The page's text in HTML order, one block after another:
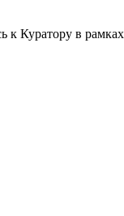
к Куратору в